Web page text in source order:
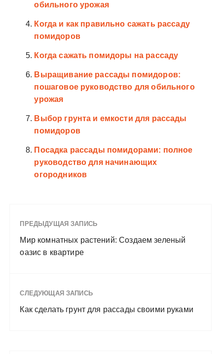
обильного урожая
Когда и как правильно сажать рассаду
помидоров
Когда сажать помидоры на рассаду
Выращивание рассады помидоров:
пошаговое руководство для обильного
урожая
Выбор грунта и емкости для рассады
помидоров
Посадка рассады помидорами: полное
руководство для начинающих
огородников
ПРЕДЫДУЩАЯ ЗАПИСЬ
Мир комнатных растений: Создаем зеленый
оазис в квартире
СЛЕДУЮЩАЯ ЗАПИСЬ
Как сделать грунт для рассады своими руками